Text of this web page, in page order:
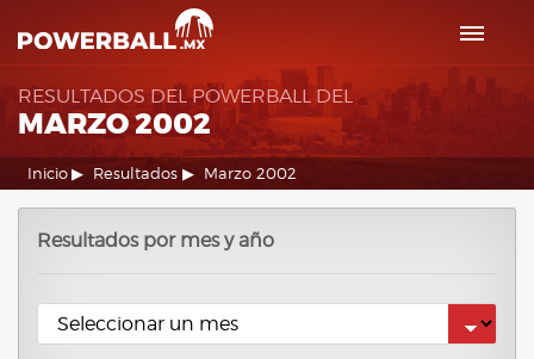
RESULTADOS DEL POWERBALL DEL
MARZO 2002
Inicio Resultados Marzo 2002
Resultados por mes y año